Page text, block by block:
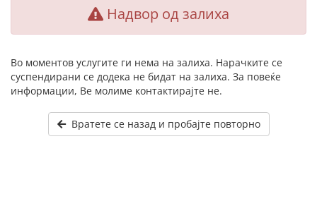
Надвор од залиха
Во моментов услугите ги нема на залиха. Нарачките се
суспендирани се додека не бидат на залиха. За повеќе
информации, Ве молиме контактирајте не.
Вратете се назад и пробајте повторно